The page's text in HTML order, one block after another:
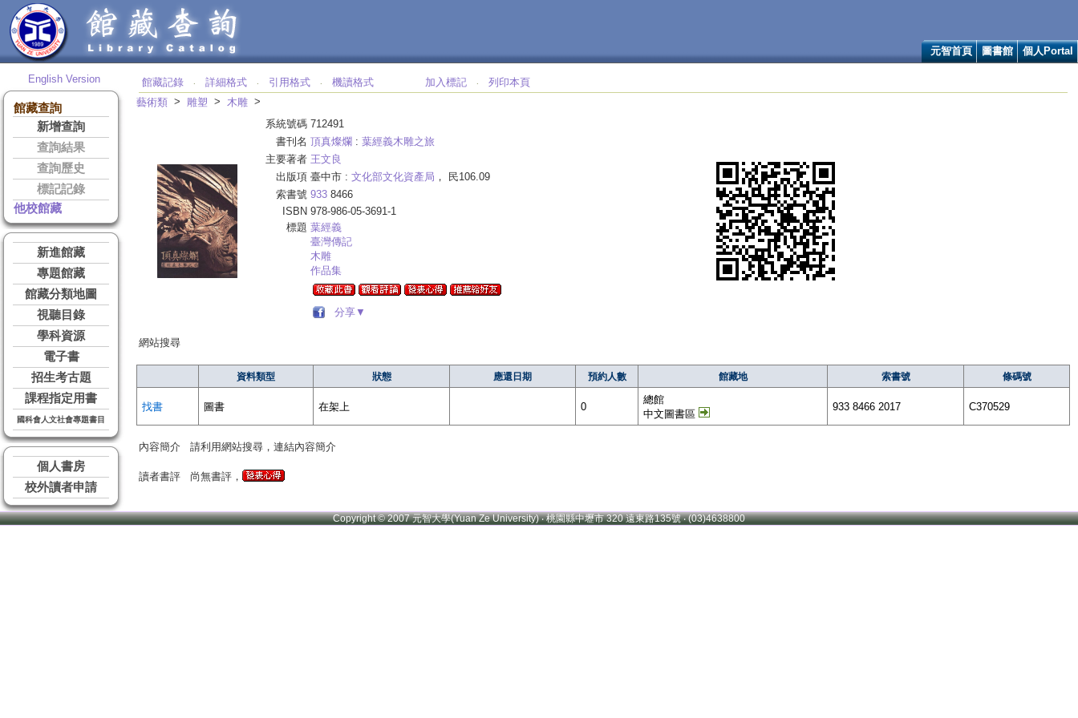
元智首頁 圖書館 個人Portal
English Version
館藏查詢
新增查詢
查詢結果
查詢歷史
標記記錄
他校館藏
新進館藏
專題館藏
館藏分類地圖
視聽目錄
學科資源
電子書
招生考古題
課程指定用書
國科會人文社會專題書目
個人書房
校外讀者申請
館藏記錄 ‧ 詳細格式 ‧ 引用格式 ‧ 機讀格式 加入標記 ‧
列印本頁
藝術類 > 雕塑 > 木雕 >
系統號碼 712491
書刊名 頂真燦爛 : 葉經義木雕之旅
主要著者 王文良
出版項 臺中市 : 文化部文化資產局 ， 民106.09
索書號 933 8466
ISBN 978-986-05-3691-1
標題 葉經義
臺灣傳記
木雕
作品集
分享▼
網站搜尋
資料類型 狀態 應還日期 預約人數 館藏地 索書號 條碼號
找書 圖書 在架上 0
總館
中文圖書區
933 8466 2017 C370529
內容簡介 請利用網站搜尋，連結內容簡介
讀者書評 尚無書評，
Copyright © 2007 元智大學(Yuan Ze University) ‧ 桃園縣中壢市 320 遠東路135號 ‧ (03)4638800